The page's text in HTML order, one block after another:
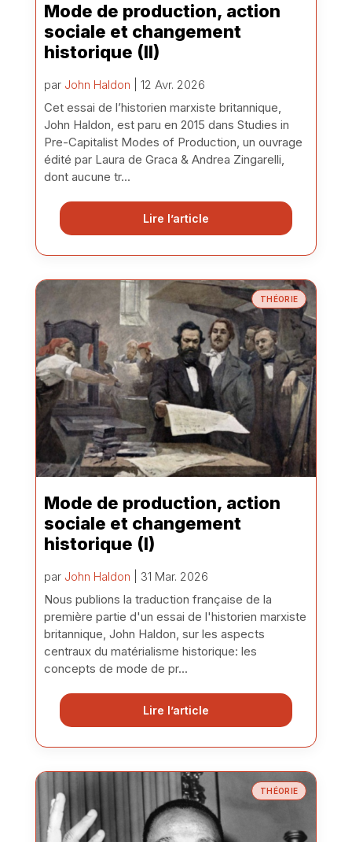
Mode de production, action
sociale et changement
historique (II)
par John Haldon | 12 Avr. 2026
Cet essai de l’historien marxiste britannique,
John Haldon, est paru en 2015 dans Studies in
Pre-Capitalist Modes of Production, un ouvrage
édité par Laura de Graca & Andrea Zingarelli,
dont aucune tr...
Lire l’article
THÉORIE
Mode de production, action
sociale et changement
historique (I)
par John Haldon | 31 Mar. 2026
Nous publions la traduction française de la
première partie d'un essai de l'historien marxiste
britannique, John Haldon, sur les aspects
centraux du matérialisme historique: les
concepts de mode de pr...
Lire l’article
THÉORIE